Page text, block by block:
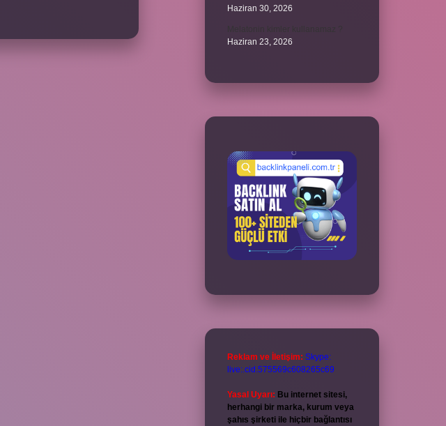
Haziran 30, 2026
Haziran 23, 2026
Reklam ve İletişim: Skype:
live:.cid.575569c608265c69
Yasal Uyarı: Bu internet sitesi,
herhangi bir marka, kurum veya
şahıs şirketi ile hiçbir bağlantısı